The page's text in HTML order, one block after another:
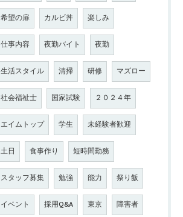
希望の扉 カルビ丼 楽しみ
仕事内容 夜勤バイト 夜勤
生活スタイル 清掃 研修 マズロー
社会福祉士 国家試験 ２０２４年
エイムトップ 学生 未経験者歓迎
土日 食事作り 短時間勤務
スタッフ募集 勉強 能力 祭り飯
イベント 採用Q&A 東京 障害者